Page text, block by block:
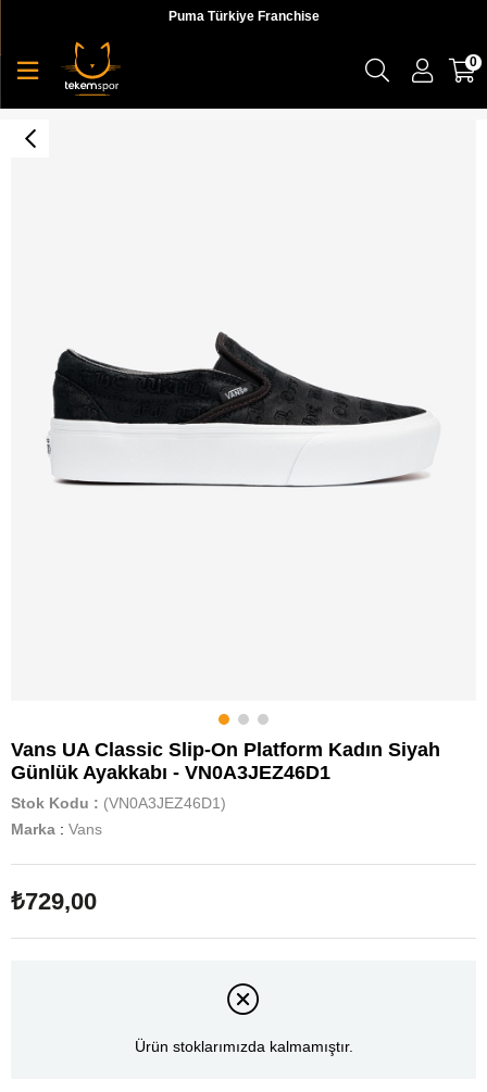
Puma Türkiye Franchise
0
Vans UA Classic Slip-On Platform Kadın Siyah
Günlük Ayakkabı - VN0A3JEZ46D1
Stok Kodu
(VN0A3JEZ46D1)
Marka : Vans
₺729,00
Ürün stoklarımızda kalmamıştır.